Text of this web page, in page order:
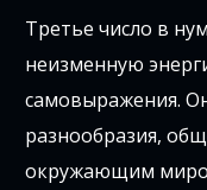
Третье число в
неизменную
самовыражения.
разнообразия,
окружающим